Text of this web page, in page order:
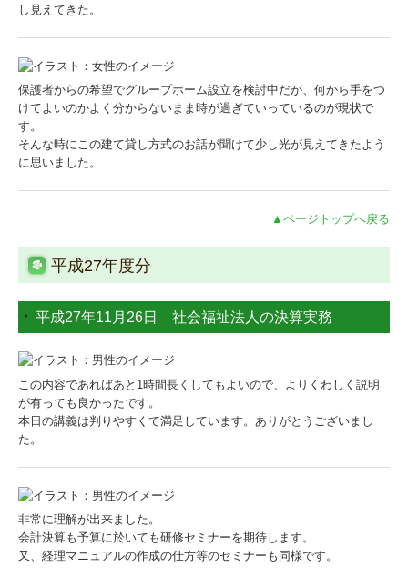
し見えてきた。
保護者からの希望でグループホーム設立を検討中だが、何から手をつ
けてよいのかよく分からないまま時が過ぎていっているのが現状で
す。
そんな時にこの建て貸し方式のお話が聞けて少し光が見えてきたよう
に思いました。
▲ページトップへ戻る
平成27年度分
平成27年11月26日 社会福祉法人の決算実務
この内容であればあと1時間長くしてもよいので、よりくわしく説明
が有っても良かったです。
本日の講義は判りやすくて満足しています。ありがとうございまし
た。
非常に理解が出来ました。
会計決算も予算に於いても研修セミナーを期待します。
又、経理マニュアルの作成の仕方等のセミナーも同様です。